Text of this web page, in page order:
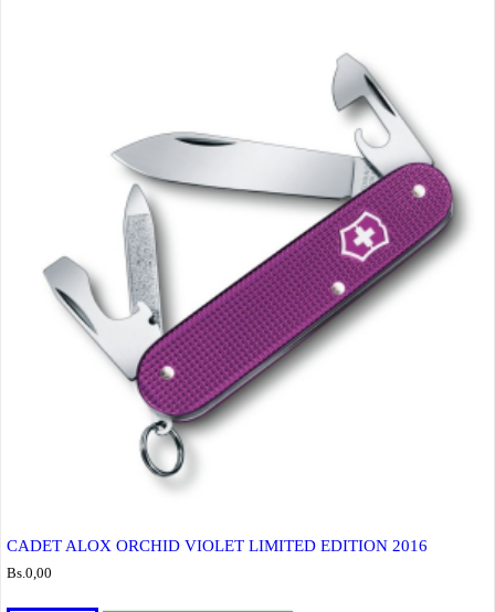
CADET ALOX ORCHID VIOLET LIMITED EDITION 2016
Bs.0,00